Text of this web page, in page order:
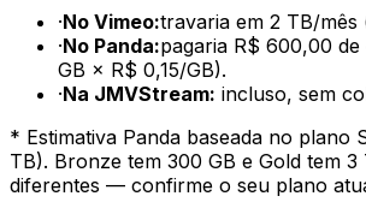
·No Vimeo:travaria em 2 TB/mês
·No Panda:pagaria R$ 600,00 de
GB × R$ 0,15/GB).
·Na JMVStream: incluso, sem
* Estimativa Panda baseada no plano
TB). Bronze tem 300 GB e Gold tem
diferentes — confirme o seu plano